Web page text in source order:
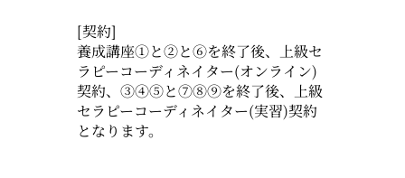
[契約]
養成講座①と②と⑥を終了後、上級セ
ラピーコーディネイター(オンライン)
契約、③④⑤と⑦⑧⑨を終了後、上級
セラピーコーディネイター(実習)契約
となります。